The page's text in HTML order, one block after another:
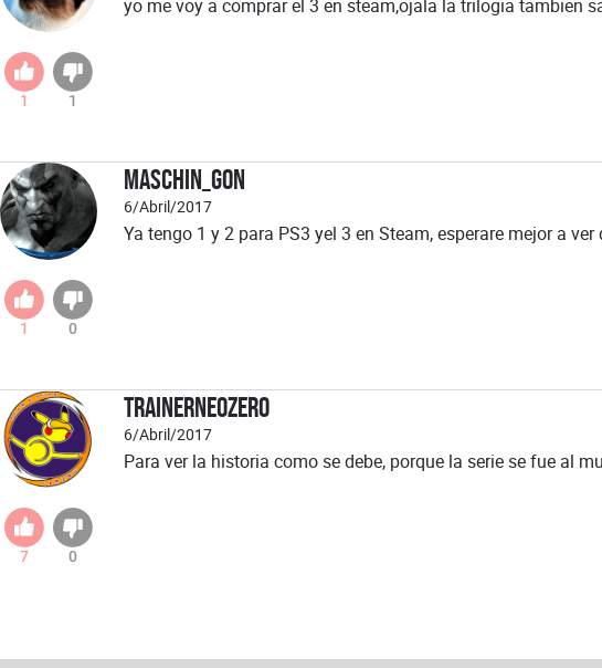
1 1
yo me voy a comprar el 3 en steam,ojala la trilogia tambien
Maschin_gon
6/Abril/2017
1 0
Ya tengo 1 y 2 para PS3 yel 3 en Steam, esperare mejor a
TrainerNeoZERO
6/Abril/2017
7 0
Para ver la historia como se debe, porque la serie se fue al